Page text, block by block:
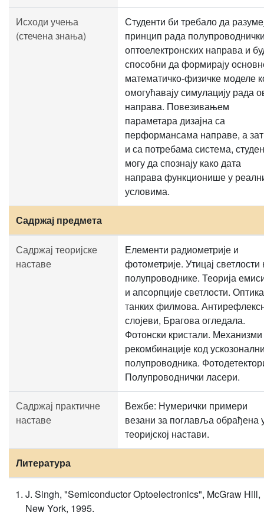
Исходи учења
(стечена знања)
Студенти би требало да
принцип рада
оптоелектронских направа и
способни да формирају
математичко-физичке моделе
омогућавају симулацију рада
направа. Повезивањем
параметара дизајна са
перформансама направе, а
и са потребама система,
могу да спознају како дата
направа функционише у
условима.
Садржај предмета
Садржај теоријске
наставе
Елементи радиометрије и
фотометрије. Утицај светлости
полупроводнике. Теорија
и апсорпције светлости. Оптика
танких филмова.
слојеви, Брагова огледала.
Фотонски кристали. Механизми
рекомбинације код
полупроводника.
Полупроводнички ласери.
Садржај практичне
наставе
Вежбе: Нумерички примери
везани за поглавља обрађена
теоријској настави.
Литература
J. Singh, "Semiconductor Optoelectronics", McGraw Hill,
New York, 1995.